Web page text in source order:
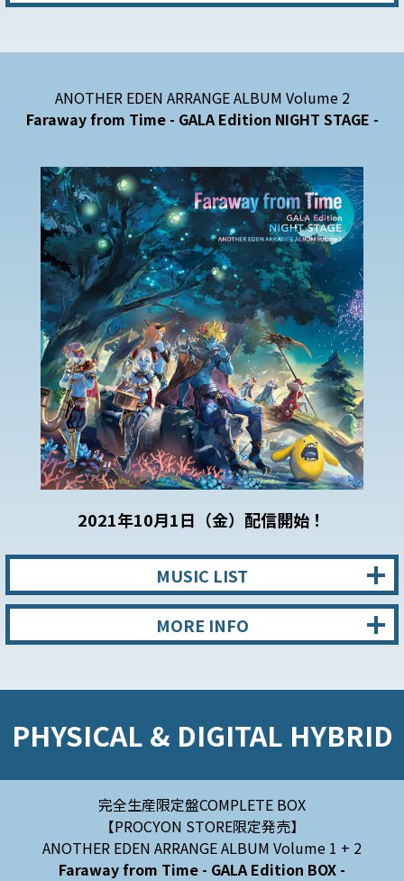
ANOTHER EDEN ARRANGE ALBUM Volume 2
Faraway from Time - GALA Edition NIGHT STAGE -
2021年10月1日（金）配信開始！
MUSIC LIST
MORE INFO
PHYSICAL & DIGITAL HYBRID
完全生産限定盤COMPLETE BOX
【PROCYON STORE限定発売】
ANOTHER EDEN ARRANGE ALBUM Volume 1 + 2
Faraway from Time - GALA Edition BOX -